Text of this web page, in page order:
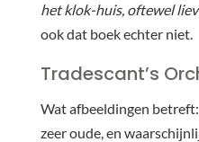
het klok-huis, oftewel
ook dat boek echter niet.
Tradescant’s
Wat afbeeldingen
zeer oude, en